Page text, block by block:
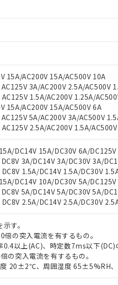
15A/AC200V 15A/AC500V 10A
3A/AC200V 2.5A/AC500V
1.5A/AC200V 1.25A/
15A/AC200V 15A/AC500V 6A
5A/AC200V 3A/AC500V
2.5A/AC200V 1.5A/
DC14V 15A/DC30V 6A/
3A/DC14V 3A/DC30V 3A/
1.5A/DC14V 1.5A/DC30V
DC14V 10A/DC30V 5A/
5A/DC14V 5A/DC30V 5A/
2.5A/DC14V 2.5A/DC30V
す。
倍の突入電流を有するもの。
0.4以上(AC)、時定数7ms以下(DC)
の突入電流を有するもの。
度 20±2℃、周囲湿度 65±5%RH
件
読みいただき、同意のうえご利用
EU RoHS指令（10物質）の非含有
RoHS指令（10物質）の非含有に
EU RoHS指令（10物質）の非含
EU RoHS指令（10物質）の非含
センス料など無形物で、有害物質
により、非含有部品としていたも
表
質材料含有率が中国RoHSの基準値
質材料含有率が中国RoHSの基準値
これら貴社製品のうち、外国為替